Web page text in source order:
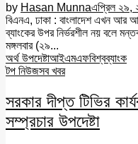
by Hasan Munnaএপ্রিল ২৯,
বিএনএ, ঢাকা : বাংলাদেশ এখন আর
ব্যাংকের উপর নির্ভরশীল নয় বলে
মঙ্গলবার (২৯...
অর্থ উপদেষ্টাআইএমএফবিশ্বব্যাংক
টপ নিউজসব খবর
সরকার দীপ্ত টিভির
সম্প্রচার উপদেষ্টা